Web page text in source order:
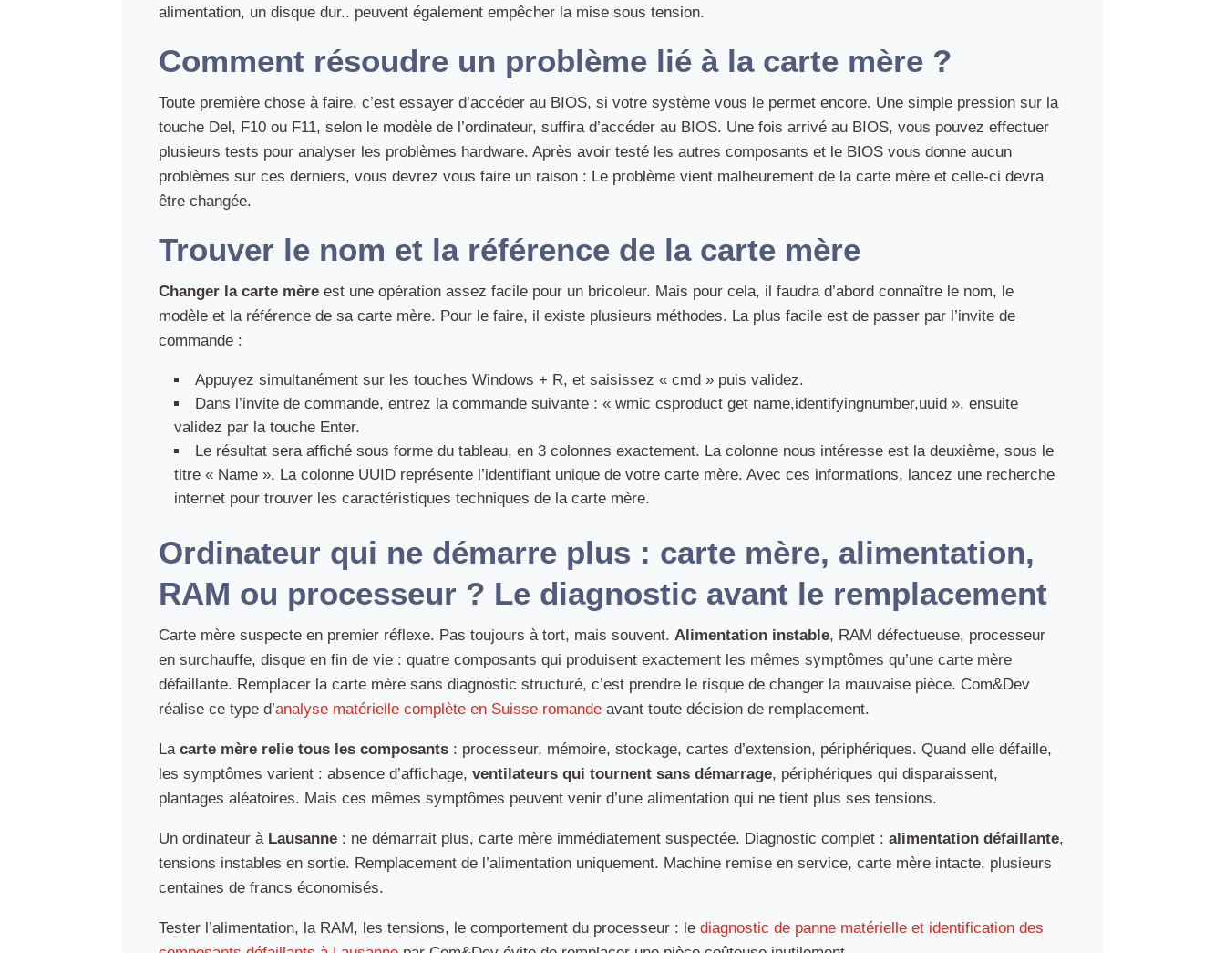
alimentation, un disque dur.. peuvent également empêcher la mise sous tension.
Comment résoudre un problème lié à la carte mère ?
Toute première chose à faire, c’est essayer d’accéder au BIOS, si votre système vous le permet encore. Une simple pression sur la
touche Del, F10 ou F11, selon le modèle de l’ordinateur, suffira d’accéder au BIOS. Une fois arrivé au BIOS, vous pouvez effectuer
plusieurs tests pour analyser les problèmes hardware. Après avoir testé les autres composants et le BIOS vous donne aucun
problèmes sur ces derniers, vous devrez vous faire un raison : Le problème vient malheurement de la carte mère et celle-ci devra
être changée.
Trouver le nom et la référence de la carte mère
Changer la carte mère est une opération assez facile pour un bricoleur. Mais pour cela, il faudra d’abord connaître le nom, le
modèle et la référence de sa carte mère. Pour le faire, il existe plusieurs méthodes. La plus facile est de passer par l’invite de
commande :
Appuyez simultanément sur les touches Windows + R, et saisissez « cmd » puis validez.
Dans l’invite de commande, entrez la commande suivante : « wmic csproduct get name,identifyingnumber,uuid », ensuite
validez par la touche Enter.
Le résultat sera affiché sous forme du tableau, en 3 colonnes exactement. La colonne nous intéresse est la deuxième, sous le
titre « Name ». La colonne UUID représente l’identifiant unique de votre carte mère. Avec ces informations, lancez une recherche
internet pour trouver les caractéristiques techniques de la carte mère.
Ordinateur qui ne démarre plus : carte mère, alimentation,
RAM ou processeur ? Le diagnostic avant le remplacement
Carte mère suspecte en premier réflexe. Pas toujours à tort, mais souvent.Alimentation instable, RAM défectueuse, processeur
en surchauffe, disque en fin de vie : quatre composants qui produisent exactement les mêmes symptômes qu’une carte mère
défaillante. Remplacer la carte mère sans diagnostic structuré, c’est prendre le risque de changer la mauvaise pièce. Com&Dev
réalise ce type d’analyse matérielle complète en Suisse romande avant toute décision de remplacement.
Lacarte mère relie tous les composants : processeur, mémoire, stockage, cartes d’extension, périphériques. Quand elle défaille,
les symptômes varient : absence d’affichage,ventilateurs qui tournent sans démarrage, périphériques qui disparaissent,
plantages aléatoires. Mais ces mêmes symptômes peuvent venir d’une alimentation qui ne tient plus ses tensions.
Un ordinateur à Lausanne : ne démarrait plus, carte mère immédiatement suspectée. Diagnostic complet :alimentation défaillante,
tensions instables en sortie. Remplacement de l’alimentation uniquement. Machine remise en service, carte mère intacte, plusieurs
centaines de francs économisés.
Tester l’alimentation, la RAM, les tensions, le comportement du processeur : lediagnostic de panne matérielle et identification des